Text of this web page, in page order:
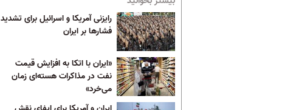
رایزنی‌ آمریکا و اسرائیل برای تشدید
فشارها بر ایران
«ایران با اتکا به افزایش قیمت
نفت در مذاکرات هسته‌ای زمان
می‌خرد»